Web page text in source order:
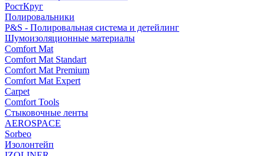
РостКруг
Полировальники
P&S - Полировальная система и детейлинг
Шумоизоляционные материалы
Comfort Mat
Comfort Mat Standart
Comfort Mat Premium
Comfort Mat Expert
Carpet
Comfort Tools
Стыковочные ленты
AEROSPACE
Sorbeo
Изолонтейп